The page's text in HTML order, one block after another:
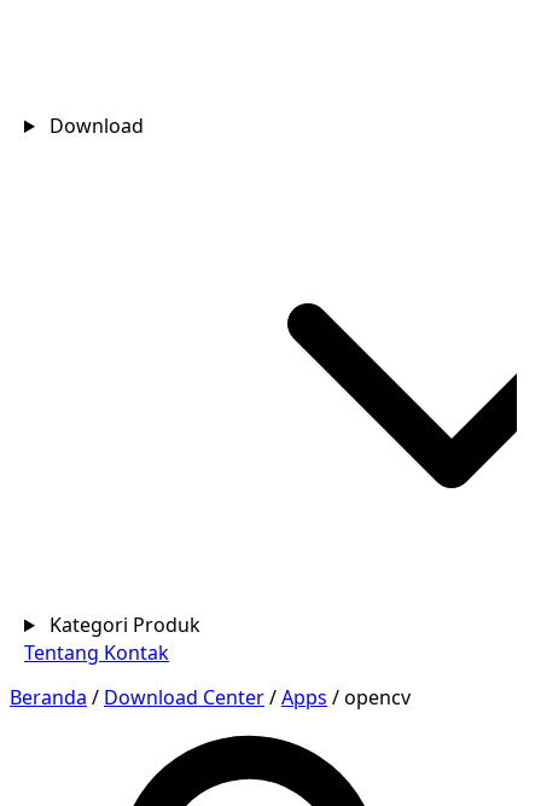
Download
Kategori Produk
Tentang Kontak
Beranda / Download Center/Apps /opencv